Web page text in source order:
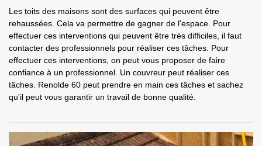
Les toits des maisons sont des surfaces qui peuvent être
rehaussées. Cela va permettre de gagner de l'espace. Pour
effectuer ces interventions qui peuvent être très difficiles, il faut
contacter des professionnels pour réaliser ces tâches. Pour
effectuer ces interventions, on peut vous proposer de faire
confiance à un professionnel. Un couvreur peut réaliser ces
tâches. Renolde 60 peut prendre en main ces tâches et sachez
qu'il peut vous garantir un travail de bonne qualité.